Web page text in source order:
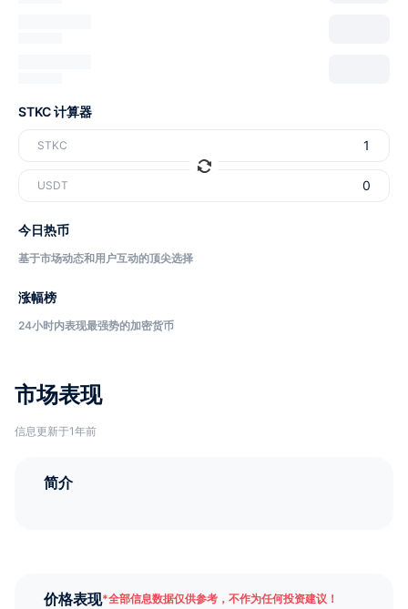
市场表现
信息更新于1年前
简介
价格表现*全部信息数据仅供参考，不作为任何投资建议！
STKC 计算器
STKC
USDT
今日热币
基于市场动态和用户互动的顶尖选择
涨幅榜
24小时内表现最强势的加密货币